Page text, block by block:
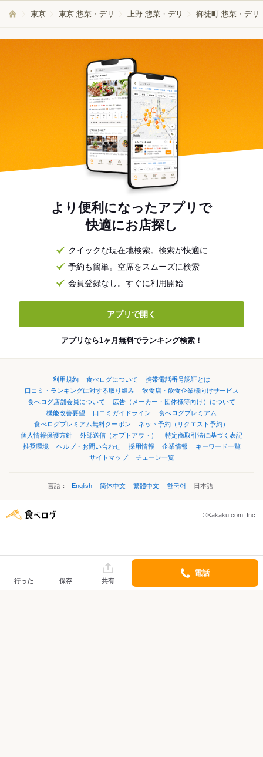
東京 東京 惣菜・デリ 上野 惣菜・デリ 御徒町 惣菜・デリ
より便利になったアプリで
快適にお店探し
クイックな現在地検索。検索が快適に
予約も簡単。空席をスムーズに検索
会員登録なし。すぐに利用開始
アプリで開く
アプリなら1ヶ月無料でランキング検索！
利用規約 食べログについて
携帯電話番号認証とは
口コミ・ランキングに対する取り組み
飲食店・飲食企業様向けサービス
食べログ店舗会員について
広告（メーカー・団体様等向け）について
機能改善要望
口コミガイドライン
食べログプレミアム
食べログプレミアム無料クーポン
ネット予約（リクエスト予約）
個人情報保護方針
外部送信（オプトアウト）
特定商取引法に基づく表記
推奨環境
ヘルプ・お問い合わせ 採用情報 企業情報
キーワード一覧
サイトマップ
チェーン一覧
言語： English 简体中文 繁體中文 한국어 日本語
©Kakaku.com, Inc.
行った 保存 共有
電話